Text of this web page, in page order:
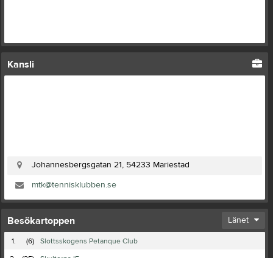
Kansli
Johannesbergsgatan 21, 54233 Mariestad
mtk@tennisklubben.se
Besökartoppen Länet
1. (6)
Slottsskogens Petanque Club